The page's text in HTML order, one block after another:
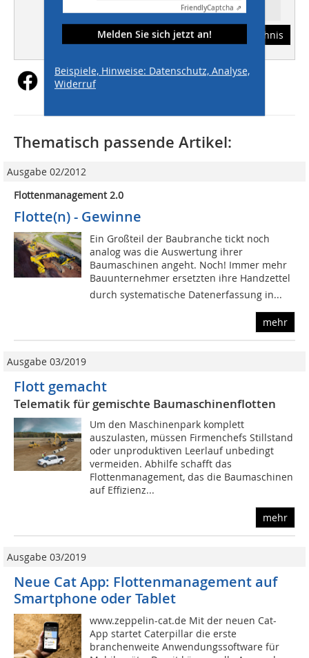
Ressort: Baumaschinen
Abonnement Inhaltsverzeichnis
FriendlyCaptcha ⇗
Melden Sie sich jetzt an!
Beispiele, Hinweise: Datenschutz, Analyse,
Widerruf
Thematisch passende Artikel:
Ausgabe 02/2012
Flottenmanagement 2.0
Flotte(n) - Gewinne
Ein Großteil der Baubranche tickt noch
analog was die Auswertung ihrer
Baumaschinen angeht. Noch! Immer mehr
Bauunternehmer ersetzten ihre Handzettel
durch systematische Datenerfassung in...
mehr
Ausgabe 03/2019
Flott gemacht
Telematik für gemischte Baumaschinenflotten
Um den Maschinenpark komplett
auszulasten, müssen Firmenchefs Stillstand
oder unproduktiven Leerlauf unbedingt
vermeiden. Abhilfe schafft das
Flottenmanagement, das die Baumaschinen
auf Effizienz...
mehr
Ausgabe 03/2019
Neue Cat App: Flottenmanagement auf
Smartphone oder Tablet
www.zeppelin-cat.de Mit der neuen Cat-
App startet Caterpillar die erste
branchenweite Anwendungssoftware für